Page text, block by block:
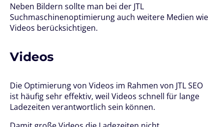
Neben Bildern sollte man bei der JTL
Suchmaschinenoptimierung auch weitere Medien wie
Videos berücksichtigen.
Videos
Die Optimierung von Videos im Rahmen von JTL SEO
ist häufig sehr effektiv, weil Videos schnell für lange
Ladezeiten verantwortlich sein können.